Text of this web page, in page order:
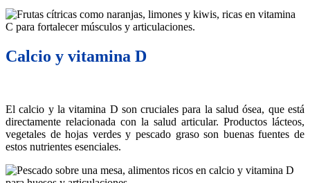
Calcio y vitamina D
El calcio y la vitamina D son cruciales para la salud ósea, que está
directamente relacionada con la salud articular. Productos lácteos,
vegetales de hojas verdes y pescado graso son buenas fuentes de
estos nutrientes esenciales.